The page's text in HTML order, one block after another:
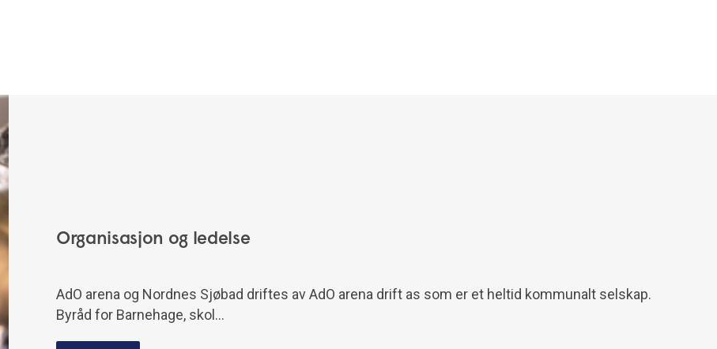
Organisasjon og ledelse
AdO arena og Nordnes Sjøbad driftes av AdO arena drift as som er et heltid kommunalt selskap.
Byråd for Barnehage, skol…